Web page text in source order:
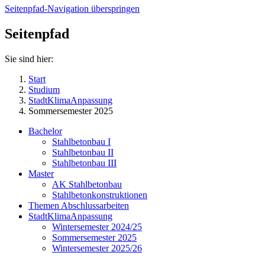
Seitenpfad-Navigation überspringen
Seitenpfad
Sie sind hier:
Start
Studium
StadtKlimaAnpassung
Sommersemester 2025
Bachelor
Stahlbetonbau I
Stahlbetonbau II
Stahlbetonbau III
Master
AK Stahlbetonbau
Stahlbetonkonstruktionen
Themen Abschlussarbeiten
StadtKlimaAnpassung
Wintersemester 2024/25
Sommersemester 2025
Wintersemester 2025/26